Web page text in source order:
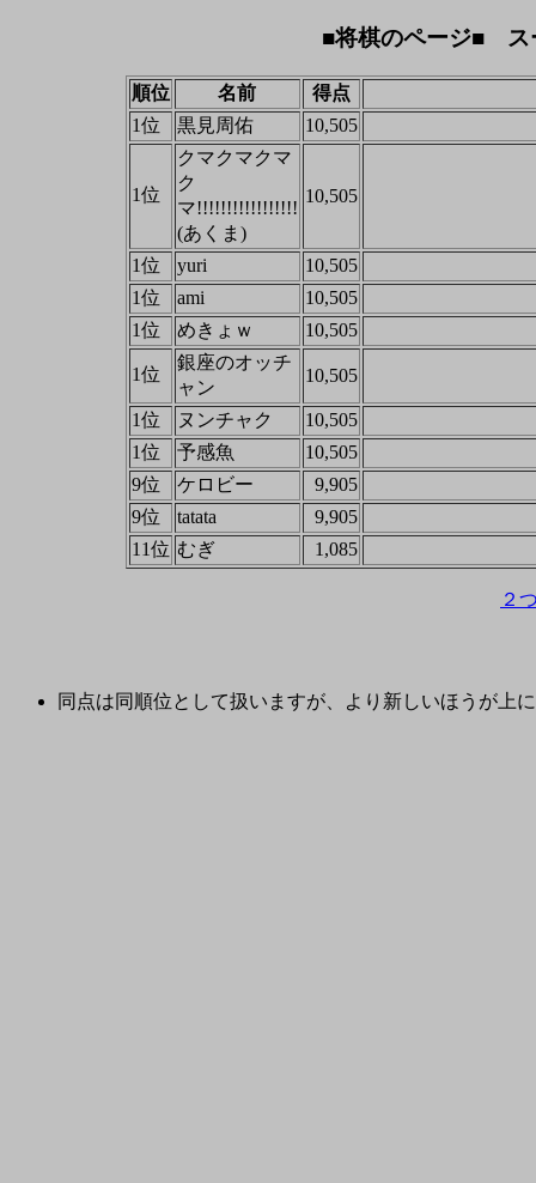
■将棋のページ■ ス
順位 名前
得点
1位
黒見周佑 10,505
1位
クマクマクマ
ク
マ!!!!!!!!!!!!!!!!!
(あくま)
10,505
1位 yuri
10,505
1位
ami
10,505
1位
めきょｗ 10,505
1位
銀座のオッチ
ャン
10,505
1位 ヌンチャク
10,505
1位
予感魚
10,505
9位
ケロビー
9,905
9位
tatata
9,905
11位 むぎ 1,085
２
同点は同順位として扱いますが、より新しいほうが上